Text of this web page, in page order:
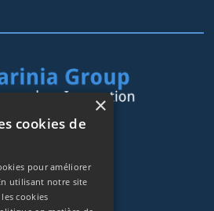
rue de Lisbonne
Frankreich
cookies de
pour améliorer
utilisant notre site
cookies
×